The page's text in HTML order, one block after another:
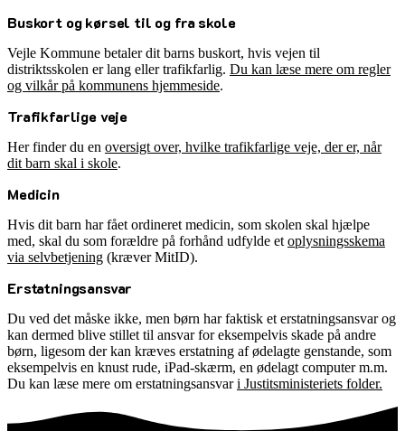
Buskort og kørsel til og fra skole
Vejle Kommune betaler dit barns buskort, hvis vejen til
distriktsskolen er lang eller trafikfarlig. Du kan læse mere om regler
og vilkår på kommunens hjemmeside.
Trafikfarlige veje
Her finder du en oversigt over, hvilke trafikfarlige veje, der er, når
dit barn skal i skole.
Medicin
Hvis dit barn har fået ordineret medicin, som skolen skal hjælpe
med, skal du som forældre på forhånd udfylde et oplysningsskema
via selvbetjening (kræver MitID).
Erstatningsansvar
Du ved det måske ikke, men børn har faktisk et erstatningsansvar og
kan dermed blive stillet til ansvar for eksempelvis skade på andre
børn, ligesom der kan kræves erstatning af ødelagte genstande, som
eksempelvis en knust rude, iPad-skærm, en ødelagt computer m.m.
Du kan læse mere om erstatningsansvari Justitsministeriets folder.